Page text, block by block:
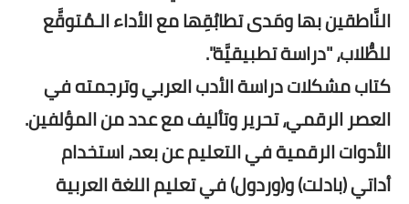
النَّاطقين بها ومَدى تطابُقِها مع الأداء الـمُتوقَّع
للطُّلاب، "دراسة تطبيقيَّة".
كتاب مشكلات دراسة الأدب العربي وترجمته في
العصر الرقمي، تحرير وتأليف مع عدد من المؤلفين.
الأدوات الرقمية في التعليم عن بعد، استخدام
أداتي (بادلت) و(وردول) في تعليم اللغة العربية